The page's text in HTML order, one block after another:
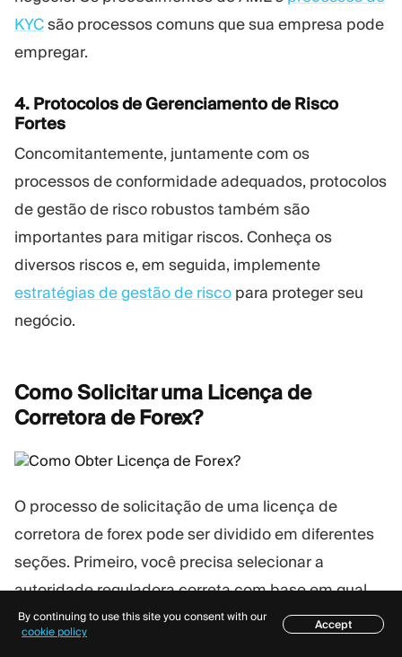
KYCsão processos comuns que sua empresa pode
empregar.
4. Protocolos de Gerenciamento de Risco
Fortes
Concomitantemente, juntamente com os
processos de conformidade adequados, protocolos
de gestão de risco robustos também são
importantes para mitigar riscos. Conheça os
diversos riscos e, em seguida, implemente
estratégias de gestão de risco para proteger seu
negócio.
Como Solicitar uma Licença de
Corretora deForex?
O processo de solicitação de uma licença de
corretora de forex pode ser dividido em diferentes
seções. Primeiro, você precisa selecionar a
autoridade reguladora correta com base em qual
autoridade se adapta melhor ao seu negócio e ao
Índice
By continuing to use this site you consent with our
cookie policy
Accept